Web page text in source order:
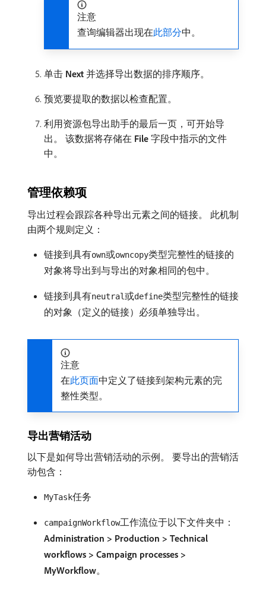
注意
查询编辑器出现在此部分中。
单击​ Next ​并选择导出数据的排序顺序。
预览要提取的数据以检查配置。
利用资源包导出助手的最后一页，可开始导
出。 该数据将存储在​ File ​字段中指示的文件
中。
管理依赖项
导出过程会跟踪各种导出元素之间的链接。 此机制
由两个规则定义：
链接到具有own或owncopy类型完整性的链接的
对象将导出到与导出的对象相同的包中。
链接到具有neutral或define类型完整性的链接
的对象（定义的链接）必须单独导出。
注意
在此页面中定义了链接到架构元素的完
整性类型。
导出营销活动
以下是如何导出营销活动的示例。 要导出的营销活
动包含：
MyTask任务
campaignWorkflow工作流位于以下文件夹中：
Administration > Production > Technical
workflows > Campaign processes >
MyWorkflow。